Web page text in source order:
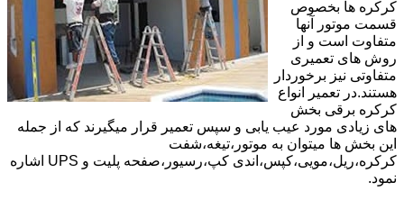
کرکره ها بخصوص
قسمت موتور آنها
متفاوت است و از
روش های تعمیری
متفاوتی نیز برخوردار
هستند.در تعمیر انواع
کرکره برقی بخش
های زیادی مورد عیب یابی و سپس تعمیر قرار میگیرند که از جمله
این بخش ها میتوان به موتور،تیغه،شفت
کرکره،ریل،مویی،کپس،اندی کپ،رسیور،صفحه پلیت و UPS اشاره
نمود.